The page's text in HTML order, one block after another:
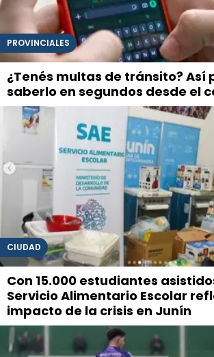
PROVINCIALES
¿Tenés multas de tránsito? Así
saberlo en segundos desde el
CIUDAD
Con 15.000 estudiantes
Servicio Alimentario Escolar
impacto de la crisis en Junín